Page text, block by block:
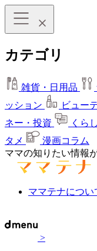
カテゴリ
雑貨・日用品
ッション
ビュー
ネー・投資
くら
タメ
漫画コラム
ママの知りたい情報
ママテナについ
>